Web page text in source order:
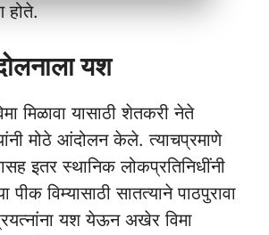
होते.
यश
मिळावा यासाठी शेतकरी नेते
मोठे आंदोलन केले. त्याचप्रमाणे
इतर स्थानिक लोकप्रतिनिधींनी
विम्यासाठी सातत्याने पाठपुरावा
यश येऊन अखेर विमा